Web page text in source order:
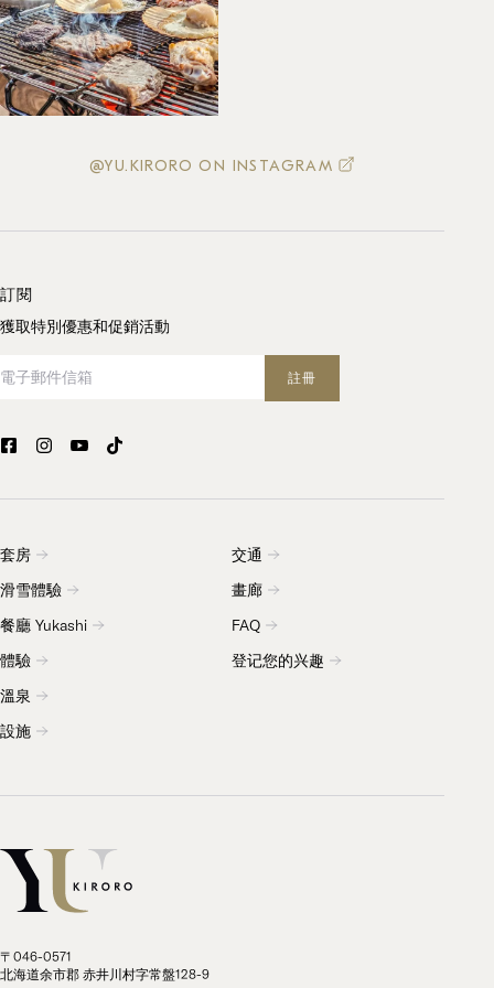
@YU.KIRORO ON INSTAGRAM
訂閱
獲取特別優惠和促銷活動
電子郵件信箱
註冊
套房
滑雪體驗
餐廳 Yukashi
體驗
溫泉
設施
交通
畫廊
FAQ
登记您的兴趣
〒046-0571
北海道余市郡 赤井川村字常盤128-9